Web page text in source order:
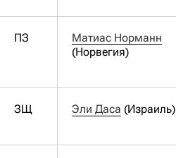
ПЗ
Матиас Норманн
(Норвегия)
ЗЩ Эли Даса (Израиль)